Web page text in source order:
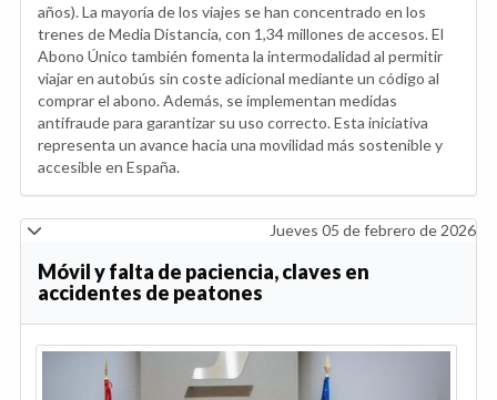
años). La mayoría de los viajes se han concentrado en los
trenes de Media Distancia, con 1,34 millones de accesos. El
Abono Único también fomenta la intermodalidad al permitir
viajar en autobús sin coste adicional mediante un código al
comprar el abono. Además, se implementan medidas
antifraude para garantizar su uso correcto. Esta iniciativa
representa un avance hacia una movilidad más sostenible y
accesible en España.
Jueves 05 de febrero de 2026
Móvil y falta de paciencia, claves en
accidentes de peatones